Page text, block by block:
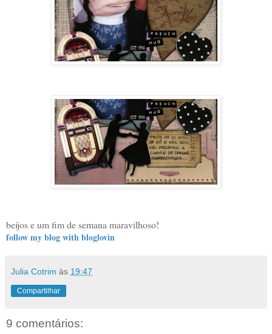
beijos e um fim de semana maravilhoso!
follow my blog with bloglovin
Julia Cotrim às 19:47
Compartilhar
9 comentários: